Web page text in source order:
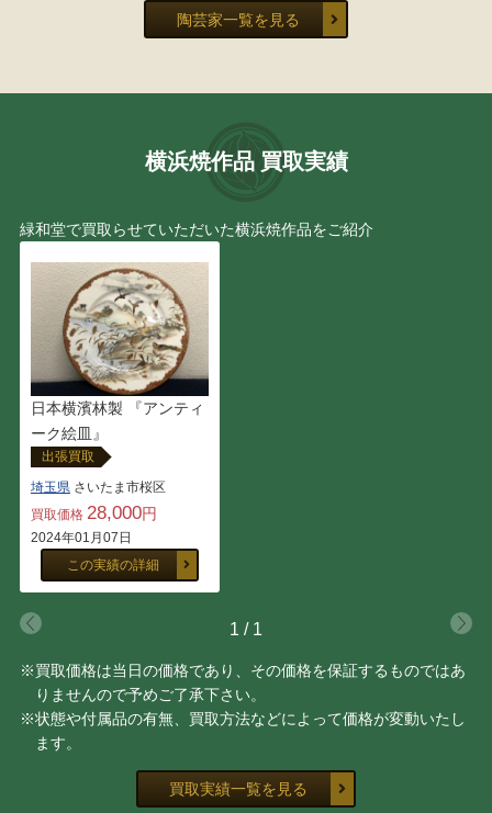
清風 与平
今井 政之
宮川 香雲
西岡 小十
本阿弥 光悦
青木 龍山
豊場 惺也
大谷 司朗
陶芸家一覧を見る
横浜焼作品 買取実績
緑和堂で買取らせていただいた横浜焼作品をご紹介
日本横濱林製 『アンティ
ーク絵皿』
出張買取
埼玉県 さいたま市桜区
買取価格 28,000円
2024年01月07日
この実績の詳細
1 / 1
※買取価格は当日の価格であり、その価格を保証するものではあ
りませんので予めご了承下さい。
※状態や付属品の有無、買取方法などによって価格が変動いたし
ます。
買取実績一覧を見る